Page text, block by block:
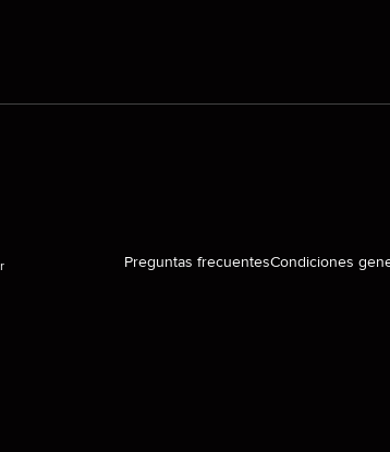
Preguntas frecuentesCondiciones